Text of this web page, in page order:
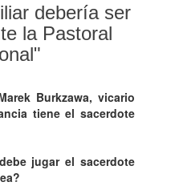
debería ser
la Pastoral
Burkzawa, vicario
tiene el sacerdote
jugar el sacerdote